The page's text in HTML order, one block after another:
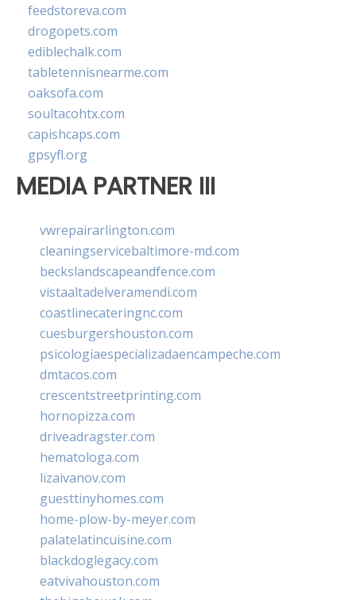
feedstoreva.com
drogopets.com
ediblechalk.com
tabletennisnearme.com
oaksofa.com
soultacohtx.com
capishcaps.com
gpsyfl.org
MEDIA PARTNER III
vwrepairarlington.com
cleaningservicebaltimore-md.com
beckslandscapeandfence.com
vistaaltadelveramendi.com
coastlinecateringnc.com
cuesburgershouston.com
psicologiaespecializadaencampeche.com
dmtacos.com
crescentstreetprinting.com
hornopizza.com
driveadragster.com
hematologa.com
lizaivanov.com
guesttinyhomes.com
home-plow-by-meyer.com
palatelatincuisine.com
blackdoglegacy.com
eatvivahouston.com